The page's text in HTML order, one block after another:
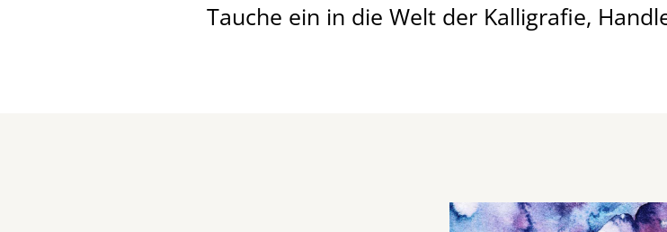
Tauche ein in die Welt der Kalligrafie,